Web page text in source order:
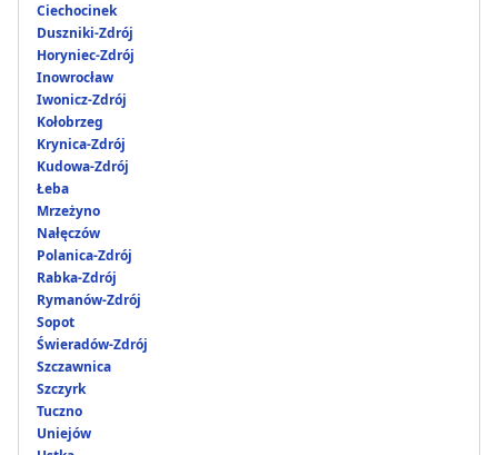
Ciechocinek
Duszniki-Zdrój
Horyniec-Zdrój
Inowrocław
Iwonicz-Zdrój
Kołobrzeg
Krynica-Zdrój
Kudowa-Zdrój
Łeba
Mrzeżyno
Nałęczów
Polanica-Zdrój
Rabka-Zdrój
Rymanów-Zdrój
Sopot
Świeradów-Zdrój
Szczawnica
Szczyrk
Tuczno
Uniejów